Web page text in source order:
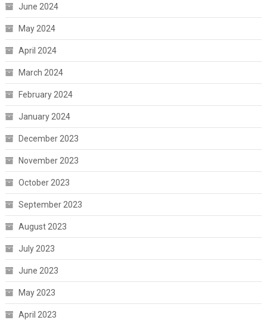
June 2024
May 2024
April 2024
March 2024
February 2024
January 2024
December 2023
November 2023
October 2023
September 2023
August 2023
July 2023
June 2023
May 2023
April 2023